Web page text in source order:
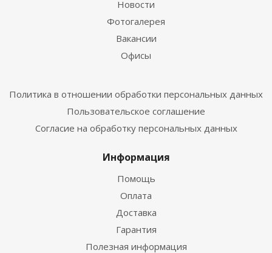
Новости
Фотогалерея
Вакансии
Офисы
Политика в отношении обработки персональных данных
Пользовательское соглашение
Согласие на обработку персональных данных
Информация
Помощь
Оплата
Доставка
Гарантия
Полезная информация